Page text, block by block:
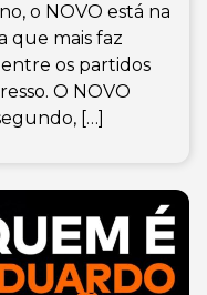
o NOVO está na
que mais faz
os partidos
O NOVO
[…]